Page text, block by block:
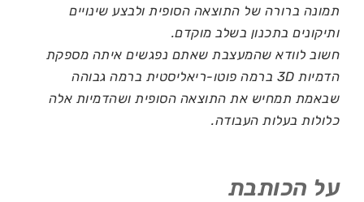
תמונה ברורה של התוצאה הסופית ולבצע שינויים
ותיקונים בתכנון בשלב מוקדם.
חשוב לוודא שהמעצבת שאתם נפגשים איתה מספקת
הדמיות 3D ברמה פוטו-ריאליסטית ברמה גבוהה
שבאמת תמחיש את התוצאה הסופית ושהדמיות אלה
כלולות בעלות העבודה.
על הכותבת